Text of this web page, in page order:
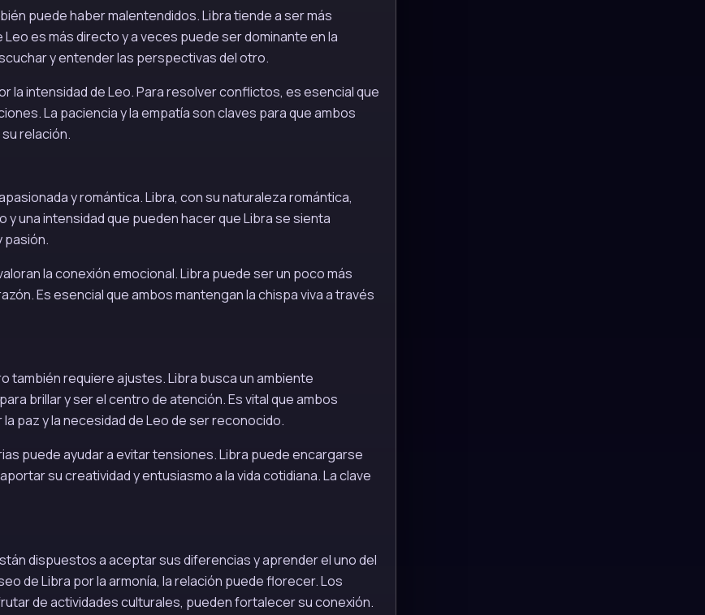
puede haber malentendidos. Libra tiende a ser más
es más directo y a veces puede ser dominante en la
y entender las perspectivas del otro.
intensidad de Leo. Para resolver conflictos, es esencial que
La paciencia y la empatía son claves para que ambos
relación.
y romántica. Libra, con su naturaleza romántica,
una intensidad que pueden hacer que Libra se sienta
pasión.
la conexión emocional. Libra puede ser un poco más
Es esencial que ambos mantengan la chispa viva a través
también requiere ajustes. Libra busca un ambiente
brillar y ser el centro de atención. Es vital que ambos
paz y la necesidad de Leo de ser reconocido.
puede ayudar a evitar tensiones. Libra puede encargarse
su creatividad y entusiasmo a la vida cotidiana. La clave
dispuestos a aceptar sus diferencias y aprender el uno del
de Libra por la armonía, la relación puede florecer. Los
de actividades culturales, pueden fortalecer su conexión.